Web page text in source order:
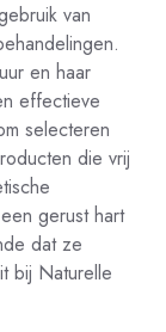
van
en haar
effectieve
selecteren
die vrij
gerust hart
dat ze
bij Naturelle